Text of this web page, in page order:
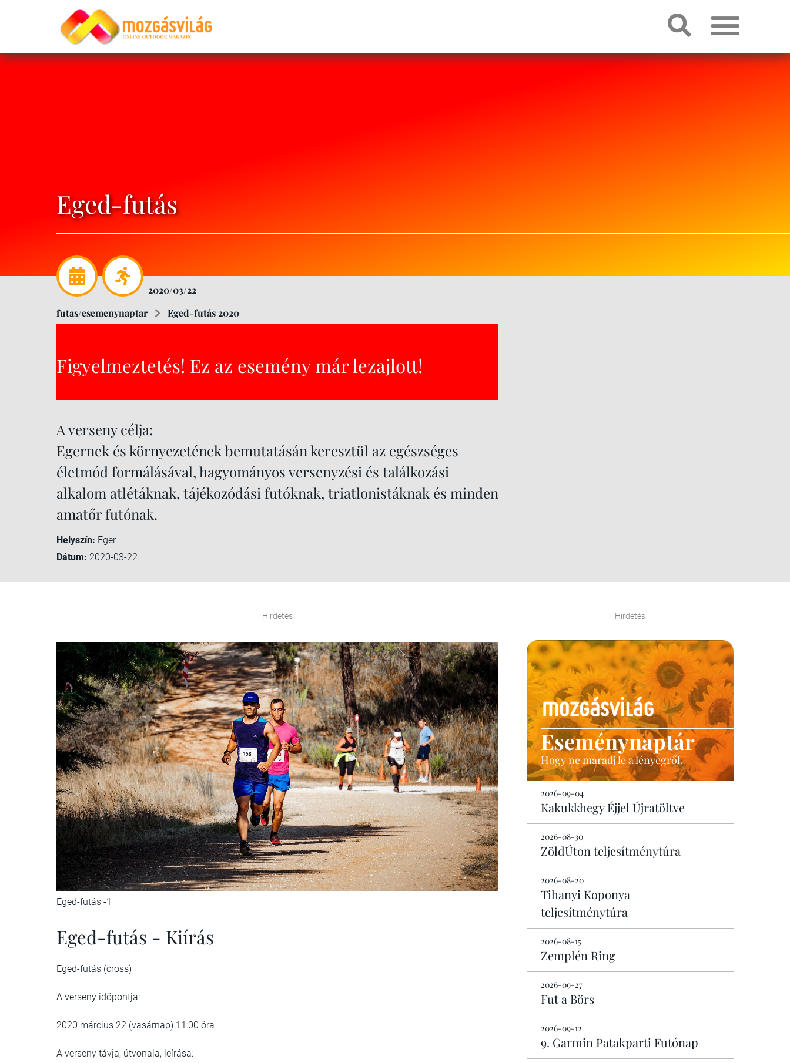
Eged-futás
2020/03/22
futas/esemenynaptar
Eged-futás 2020
Figyelmeztetés! Ez az esemény már lezajlott!
A verseny célja:
Egernek és környezetének bemutatásán keresztül az egészséges
életmód formálásával, hagyományos versenyzési és találkozási
alkalom atlétáknak, tájékozódási futóknak, triatlonistáknak és minden
amatőr futónak.
Helyszín: Eger
Dátum: 2020-03-22
Hirdetés
Eged-futás -1
Eged-futás - Kiírás
Eged-futás (cross)
A verseny időpontja:
2020 március 22 (vasárnap) 11:00 óra
A verseny távja, útvonala, leírása:
Hirdetés
Eseménynaptár
Hogy ne maradj le a lényegről.
2026-09-04
Kakukkhegy Éjjel Újratöltve
2026-08-30
ZöldÚton teljesítménytúra
2026-08-20
Tihanyi Koponya
teljesítménytúra
2026-08-15
Zemplén Ring
2026-09-27
Fut a Börs
2026-09-12
9. Garmin Patakparti Futónap